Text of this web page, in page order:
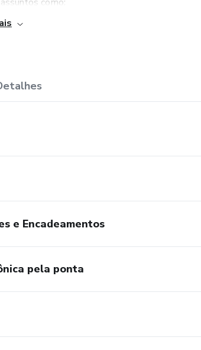
mais dêem uma conferida no item “conteúdos”.
e Encadeamentos
pela ponta